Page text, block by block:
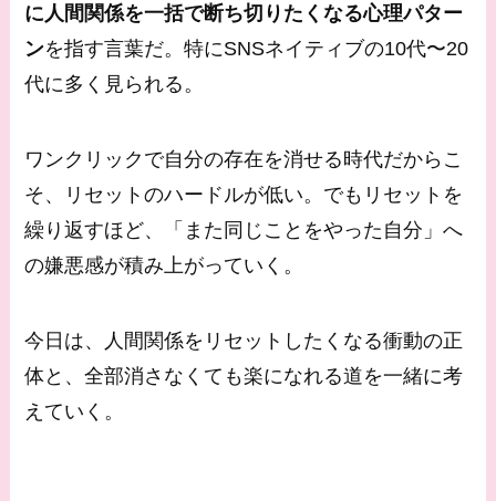
に人間関係を一括で断ち切りたくなる心理パター
ンを指す言葉だ。特にSNSネイティブの10代〜20
代に多く見られる。
ワンクリックで自分の存在を消せる時代だからこ
そ、リセットのハードルが低い。でもリセットを
繰り返すほど、「また同じことをやった自分」へ
の嫌悪感が積み上がっていく。
今日は、人間関係をリセットしたくなる衝動の正
体と、全部消さなくても楽になれる道を一緒に考
えていく。